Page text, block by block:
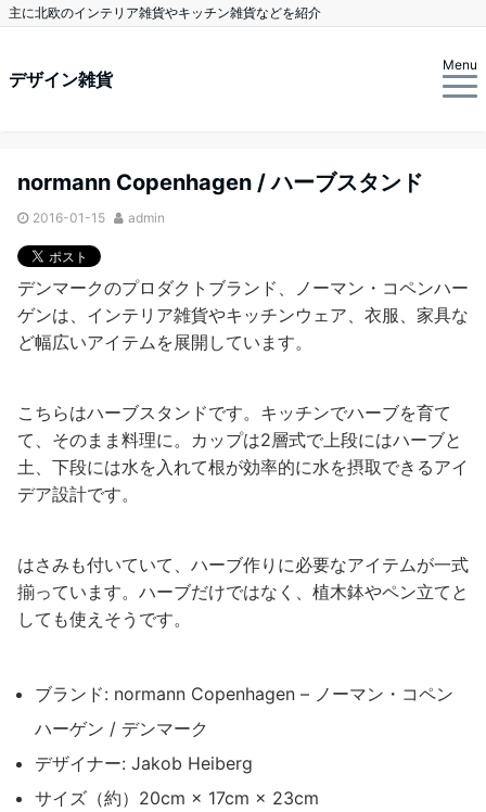
主に北欧のインテリア雑貨やキッチン雑貨などを紹介
デザイン雑貨
Menu
normann Copenhagen / ハーブスタンド
2016-01-15 admin
デンマークのプロダクトブランド、ノーマン・コペンハー
ゲンは、インテリア雑貨やキッチンウェア、衣服、家具な
ど幅広いアイテムを展開しています。
こちらはハーブスタンドです。キッチンでハーブを育て
て、そのまま料理に。カップは2層式で上段にはハーブと
土、下段には水を入れて根が効率的に水を摂取できるアイ
デア設計です。
はさみも付いていて、ハーブ作りに必要なアイテムが一式
揃っています。ハーブだけではなく、植木鉢やペン立てと
しても使えそうです。
ブランド: normann Copenhagen – ノーマン・コペン
ハーゲン / デンマーク
デザイナー: Jakob Heiberg
サイズ（約）20cm × 17cm × 23cm